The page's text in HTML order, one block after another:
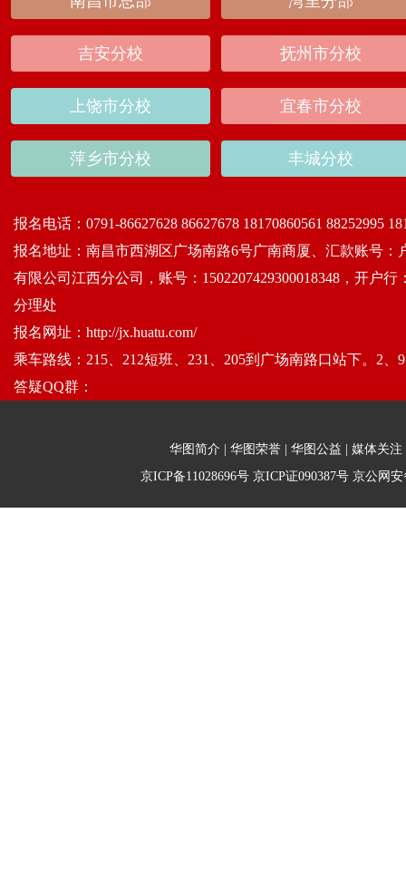
吉安分校 抚州市分校
上饶市分校 宜春市分校
萍乡市分校 丰城分校
报名电话： 0791-86627628 86627678 18170860561 88252995
报名地址： 南昌市西湖区广场南路6号广南商厦、汇款账号
有限公司江西分公司，账号：1502207429300018348，开户
分理处
报名网址： http://jx.huatu.com/
乘车路线： 215、212短班、231、205到广场南路口站下。2、
答疑QQ群：
华图简介 华图荣誉 华图公益 媒体关注
京ICP备11028696号 京ICP证090387号京公网安